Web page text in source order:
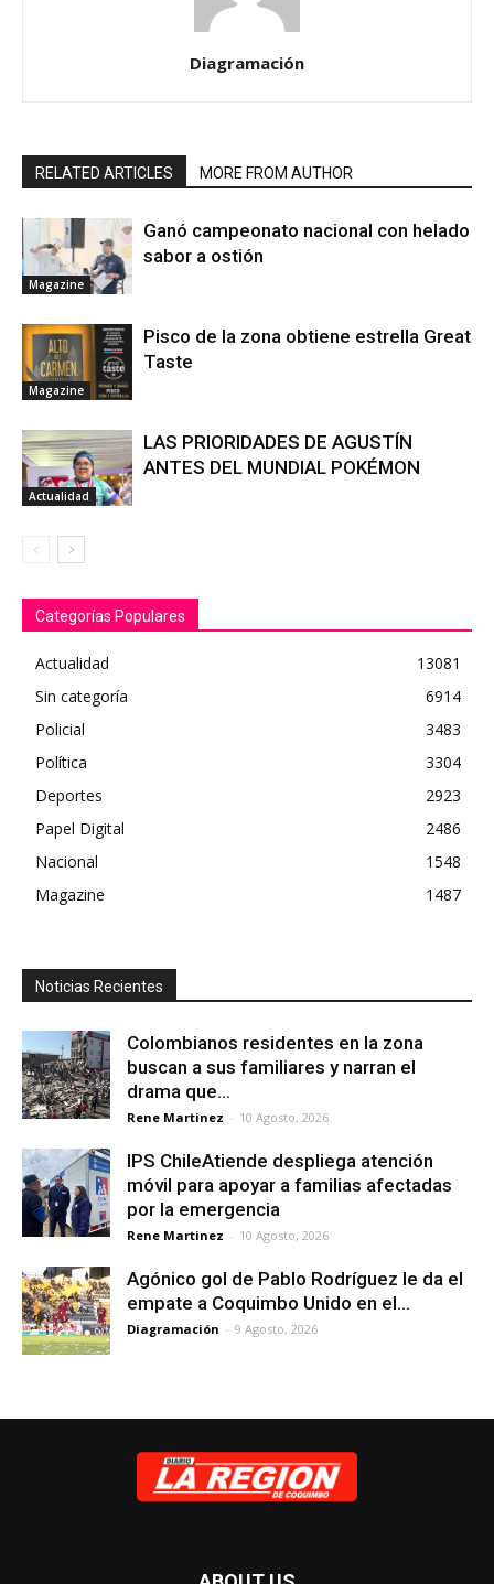
Diagramación
RELATED ARTICLES MORE FROM AUTHOR
Magazine
Ganó campeonato nacional con helado
sabor a ostión
Magazine
Pisco de la zona obtiene estrella Great
Taste
Actualidad
LAS PRIORIDADES DE AGUSTÍN
ANTES DEL MUNDIAL POKÉMON
Categorías Populares
Actualidad
13081
Sin categoría
6914
Policial
3483
Política
3304
Deportes
2923
Papel Digital
2486
Nacional
1548
Magazine
1487
Noticias Recientes
Colombianos residentes en la zona
buscan a sus familiares y narran el
drama que...
Rene Martinez - 10 Agosto, 2026
IPS ChileAtiende despliega atención
móvil para apoyar a familias afectadas
por la emergencia
Rene Martinez - 10 Agosto, 2026
Agónico gol de Pablo Rodríguez le da el
empate a Coquimbo Unido en el...
Diagramación - 9 Agosto, 2026